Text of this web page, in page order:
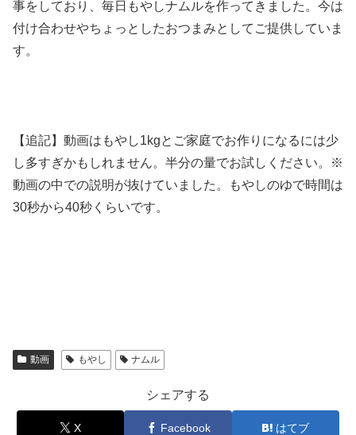
事をしており、毎日もやしナムルを作ってきました。今は
付け合わせやちょっとしたおつまみとしてご提供していま
す。
【追記】動画はもやし1kgとご家庭でお作りになるには少
し多すぎかもしれません。半分の量でお試しください。※
動画の中での説明が抜けていました。もやしのゆで時間は
30秒から40秒くらいです。
動画 もやし ナムル
シェアする
X Facebook はてブ